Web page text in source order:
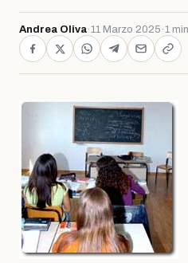
Andrea Oliva·11 Marzo 2025 ·1